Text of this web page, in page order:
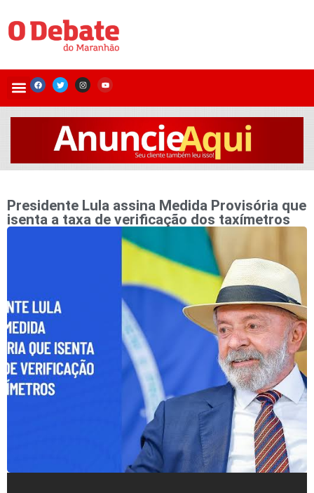
Presidente Lula assina Medida Provisória que
isenta a taxa de verificação dos taxímetros